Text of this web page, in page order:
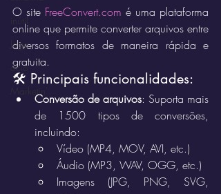
inútil
Jogo
ócio
Marketin'
O site FreeConvert.com é uma plataforma
online que permite converter arquivos entre
diversos formatos de maneira rápida e
gratuita.
🛠️ Principais funcionalidades:
Conversão de arquivos: Suporta mais
de 1500 tipos de conversões,
incluindo:
Vídeo (MP4, MOV, AVI, etc.)
Áudio (MP3, WAV, OGG, etc.)
Imagens (JPG, PNG, SVG,